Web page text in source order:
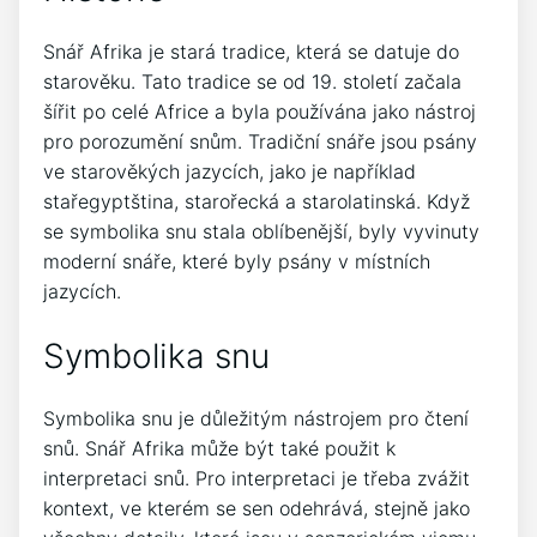
Snář Afrika je stará tradice, která se datuje do
starověku. Tato tradice se od 19. století začala
šířit po celé Africe a byla používána jako nástroj
pro porozumění snům. Tradiční snáře jsou psány
ve starověkých jazycích, jako je například
stařegyptština, starořecká a starolatinská. Když
se symbolika snu stala oblíbenější, byly vyvinuty
moderní snáře, které byly psány v místních
jazycích.
Symbolika snu
Symbolika snu je důležitým nástrojem pro čtení
snů. Snář Afrika může být také použit k
interpretaci snů. Pro interpretaci je třeba zvážit
kontext, ve kterém se sen odehrává, stejně jako